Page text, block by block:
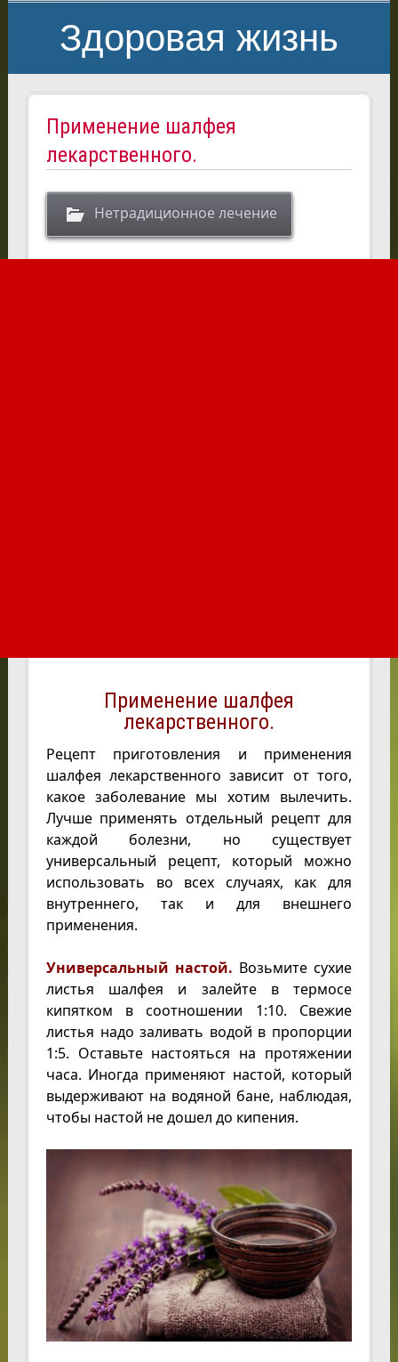
Здоровая жизнь
Применение шалфея
лекарственного.
Нетрадиционное лечение
Применение шалфея
лекарственного.
Рецепт приготовления и применения
шалфея лекарственного зависит от того,
какое заболевание мы хотим вылечить.
Лучше применять отдельный рецепт для
каждой болезни, но существует
универсальный рецепт, который можно
использовать во всех случаях, как для
внутреннего, так и для внешнего
применения.
Универсальный настой. Возьмите сухие
листья шалфея и залейте в термосе
кипятком в соотношении 1:10. Свежие
листья надо заливать водой в пропорции
1:5. Оставьте настояться на протяжении
часа. Иногда применяют настой, который
выдерживают на водяной бане, наблюдая,
чтобы настой не дошел до кипения.